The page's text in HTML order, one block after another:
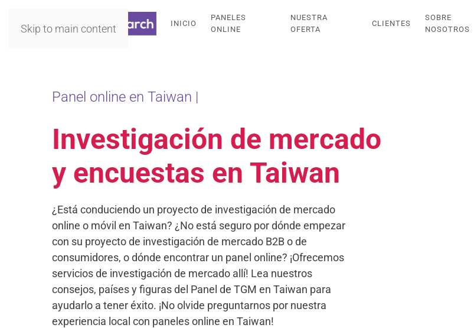
Skip to main content INICIO
PANELES
ONLINE
NUESTRA
OFERTA
CLIENTES
SOBRE
NOSOTROS
Panel online en Taiwan |
Investigación de mercado
y encuestas en Taiwan
¿Está conduciendo un proyecto de investigación de mercado
online o móvil en Taiwan? ¿No está seguro por dónde empezar
con su proyecto de investigación de mercado B2B o de
consumidores, o dónde encontrar un panel online? ¡Ofrecemos
servicios de investigación de mercado allí! Lea nuestros
consejos, países y figuras del Panel de TGM en Taiwan para
ayudarlo a tener éxito. ¡No olvide preguntarnos por nuestra
experiencia local con paneles online en Taiwan!